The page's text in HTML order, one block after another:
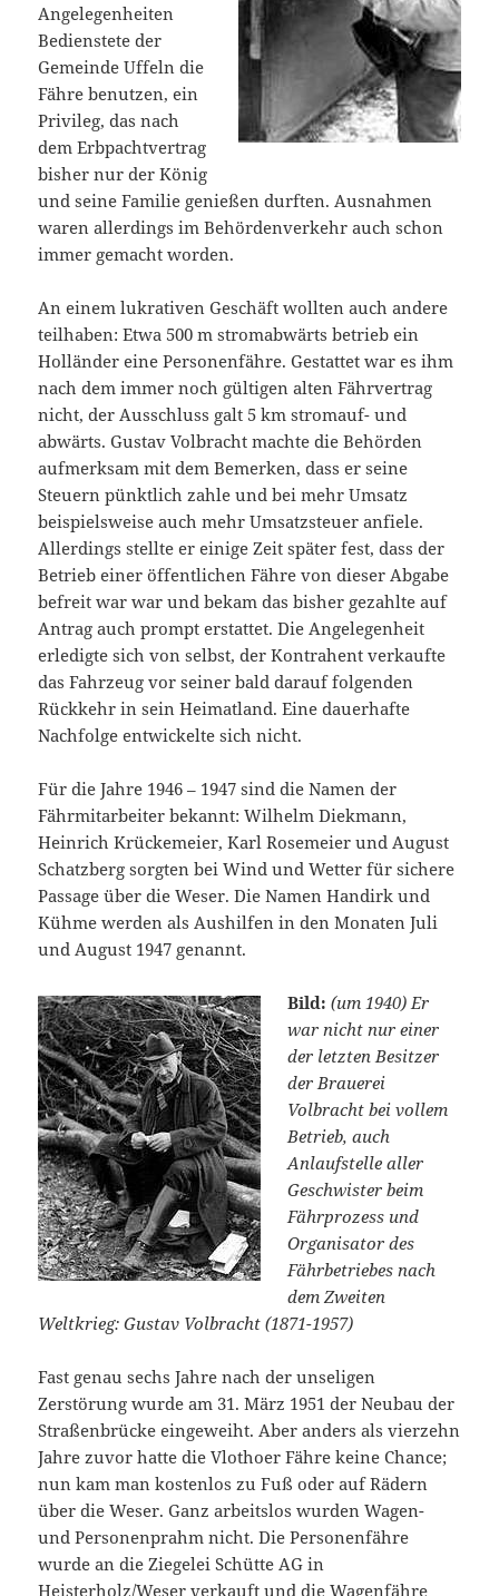
Angelegenheiten
Bedienstete der
Gemeinde Uffeln die
Fähre benutzen, ein
Privileg, das nach
dem Erbpachtvertrag
bisher nur der König
und seine Familie genießen durften. Ausnahmen
waren allerdings im Behördenverkehr auch schon
immer gemacht worden.
An einem lukrativen Geschäft wollten auch andere
teilhaben: Etwa 500 m stromabwärts betrieb ein
Holländer eine Personenfähre. Gestattet war es ihm
nach dem immer noch gültigen alten Fährvertrag
nicht, der Ausschluss galt 5 km stromauf- und
abwärts. Gustav Volbracht machte die Behörden
aufmerksam mit dem Bemerken, dass er seine
Steuern pünktlich zahle und bei mehr Umsatz
beispielsweise auch mehr Umsatzsteuer anfiele.
Allerdings stellte er einige Zeit später fest, dass der
Betrieb einer öffentlichen Fähre von dieser Abgabe
befreit war war und bekam das bisher gezahlte auf
Antrag auch prompt erstattet. Die Angelegenheit
erledigte sich von selbst, der Kontrahent verkaufte
das Fahrzeug vor seiner bald darauf folgenden
Rückkehr in sein Heimatland. Eine dauerhafte
Nachfolge entwickelte sich nicht.
Für die Jahre 1946 – 1947 sind die Namen der
Fährmitarbeiter bekannt: Wilhelm Diekmann,
Heinrich Krückemeier, Karl Rosemeier und August
Schatzberg sorgten bei Wind und Wetter für sichere
Passage über die Weser. Die Namen Handirk und
Kühme werden als Aushilfen in den Monaten Juli
und August 1947 genannt.
Bild:(um 1940) Er
war nicht nur einer
der letzten Besitzer
der Brauerei
Volbracht bei vollem
Betrieb, auch
Anlaufstelle aller
Geschwister beim
Fährprozess und
Organisator des
Fährbetriebes nach
dem Zweiten
Weltkrieg: Gustav Volbracht (1871-1957)
Fast genau sechs Jahre nach der unseligen
Zerstörung wurde am 31. März 1951 der Neubau der
Straßenbrücke eingeweiht. Aber anders als vierzehn
Jahre zuvor hatte die Vlothoer Fähre keine Chance;
nun kam man kostenlos zu Fuß oder auf Rädern
über die Weser. Ganz arbeitslos wurden Wagen-
und Personenprahm nicht. Die Personenfähre
wurde an die Ziegelei Schütte AG in
Heisterholz/Weser verkauft und die Wagenfähre